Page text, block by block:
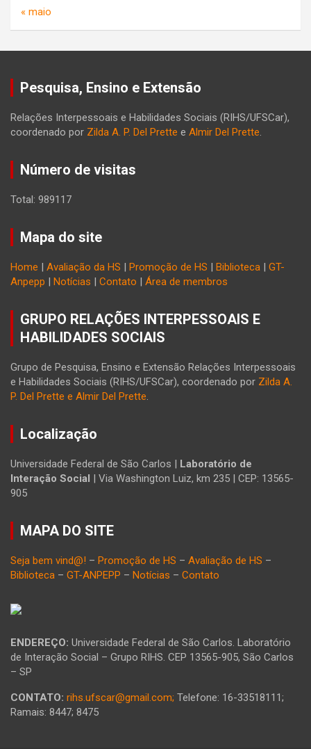
« maio
Pesquisa, Ensino e Extensão
Relações Interpessoais e Habilidades Sociais (RIHS/UFSCar),
coordenado por Zilda A. P. Del Prette e Almir Del Prette.
Número de visitas
Total: 989117
Mapa do site
Home Avaliação da HS Promoção de HS Biblioteca
GT-
Anpepp
Notícias Contato Área de membros
GRUPO RELAÇÕES INTERPESSOAIS E
HABILIDADES SOCIAIS
Grupo de Pesquisa, Ensino e Extensão Relações Interpessoais
e Habilidades Sociais (RIHS/UFSCar), coordenado por Zilda A.
P. Del Prette e Almir Del Prette.
Localização
Universidade Federal de São Carlos |
Laboratório de
Interação Social
| Via Washington Luiz, km 235 | CEP: 13565-
905
MAPA DO SITE
Seja bem vind@! – Promoção de HS – Avaliação de HS –
Biblioteca – GT-ANPEPP – Notícias – Contato
ENDEREÇO: Universidade Federal de São Carlos. Laboratório
de Interação Social – Grupo RIHS. CEP 13565-905, São Carlos
– SP
CONTATO: rihs.ufscar@gmail.com; Telefone: 16-33518111;
Ramais: 8447; 8475